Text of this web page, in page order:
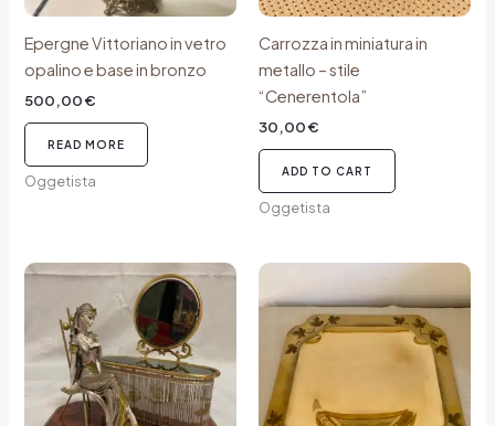
Epergne Vittoriano in vetro
opalino e base in bronzo
500,00€
READ MORE
Oggetista
Carrozza in miniatura in
metallo – stile
“Cenerentola”
30,00€
ADD TO CART
Oggetista